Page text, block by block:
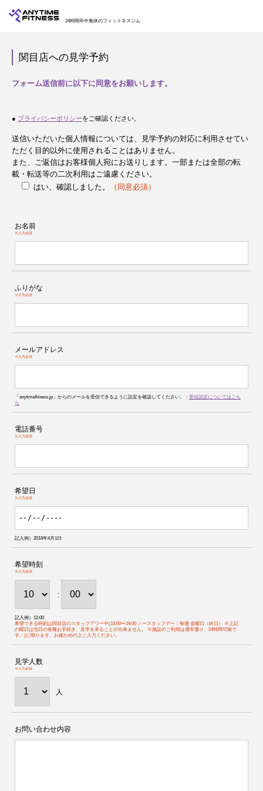
24時間年中無休のフィットネスジム
関目店への見学予約
フォーム送信前に以下に同意をお願いします。
● プライバシーポリシーをご確認ください。
送信いただいた個人情報については、見学予約の対応に利用させてい
ただく目的以外に使用されることはありません。
また、ご返信はお客様個人宛にお送りします。一部または全部の転
載・転送等の二次利用はご遠慮ください。
はい、確認しました。
（同意必須）
お名前
※入力必須
ふりがな
※入力必須
メールアドレス
※入力必須
「anytimefitness.jp」からのメールを受信できるように設定を確認してください。： 受信設定についてはこち
ら
電話番号
※入力必須
希望日
※入力必須
記入例）2018年4月1日
希望時刻
※入力必須
:
記入例）12:00
希望できる時刻は関目店のスタッフアワー中(10:00〜19:00 ノースタッフデー：毎週 金曜日（終日） ※上記
の曜日は当日の各種お手続き、見学を承ることが出来ません。 ※施設のご利用は通常通り、24時間可能で
す。)に限ります。お確かめの上ご入力ください。
見学人数
※入力必須
人
お問い合わせ内容